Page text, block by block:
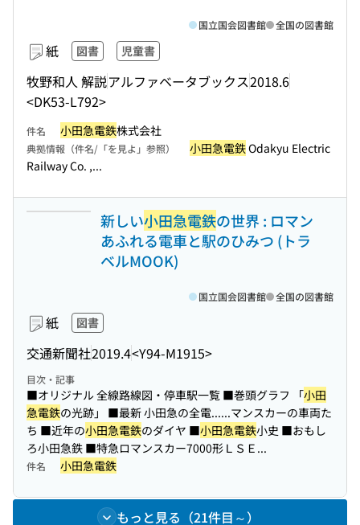
紙 図書 児童書
牧野和人 解説アルファベータブックス2018.6
<DK53-L792>
国立国会図書館 全国の図書館
件名 小田急電鉄株式会社
典拠情報（件名/「を見よ」参照） 小田急電鉄Odakyu Electric
Railway Co. ,...
新しい小田急電鉄の世界 : ロマン
あふれる電車と駅のひみつ (トラ
ベルMOOK)
紙 図書
交通新聞社2019.4<Y94-M1915>
国立国会図書館 全国の図書館
目次・記事
■オリジナル 全線路線図・停車駅一覧 ■巻頭グラフ 「小田
急電鉄の光跡」 ■最新 小田急の全電......マンスカーの車両た
ち ■近年の小田急電鉄のダイヤ ■小田急電鉄小史 ■おもし
ろ小田急鉄 ■特急ロマンスカー7000形ＬＳＥ...
件名 小田急電鉄
もっと見る（21件目～）